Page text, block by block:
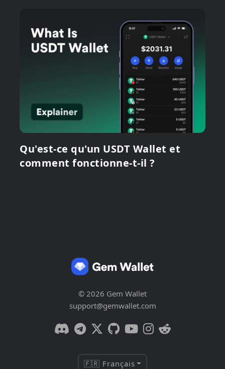
Qu'est-ce qu'un USDT Wallet et
comment fonctionne-t-il ?
© 2026 Gem Wallet
support@gemwallet.com
🇫🇷 Français